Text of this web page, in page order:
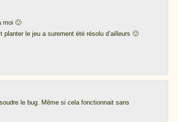
moi 🙂
planter le jeu a surement été résolu d’ailleurs 🙂
le bug. Même si cela fonctionnait sans